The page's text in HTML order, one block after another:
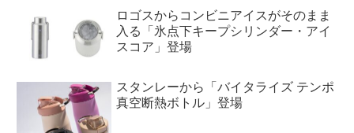
ロゴスからコンビニアイスがそのまま
入る「氷点下キープシリンダー・アイ
スコア」登場
スタンレーから「バイタライズ テンポ
真空断熱ボトル」登場